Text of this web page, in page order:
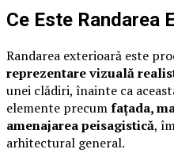
Ce Este Randarea
Randarea exterioară este
reprezentare vizuală
unei clădiri, înainte ca
elemente precumfațada,
amenajarea peisagistică,
arhitectural general.